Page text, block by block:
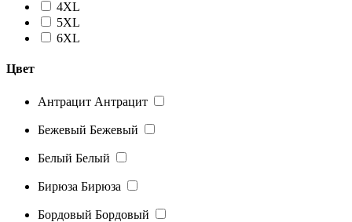
4XL
5XL
6XL
Цвет
Антрацит Антрацит
Бежевый Бежевый
Белый Белый
Бирюза Бирюза
Бордовый Бордовый